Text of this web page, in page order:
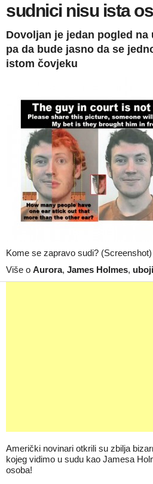
sudnici nisu ista
Dovoljan je jedan pogled
pa da bude jasno da se
istom čovjeku
Kome se zapravo sudi? (Screenshot)
Više o Aurora, James Holmes,
Američki novinari otkrili su zbilja
kojeg vidimo u sudu kao Jamesa
osoba!